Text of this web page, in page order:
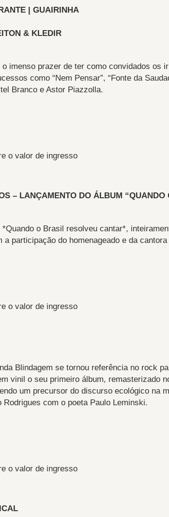
| GUAIRINHA
& KLEDIR
imenso prazer de ter como convidados os
como “Nem Pensar”, “Fonte da
Branco e Astor Piazzolla.
o valor de ingresso
– LANÇAMENTO DO ÁLBUM “QUANDO
o Brasil resolveu cantar*,
participação do homenageado e da
o valor de ingresso
Blindagem se tornou referência no rock
vinil o seu primeiro álbum, remasterizado
um precursor do discurso ecológico na
com o poeta Paulo Leminski.
o valor de ingresso